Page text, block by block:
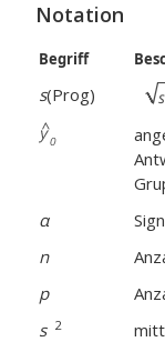
Notation
Begriff
s(Prog)
α
n
p
s 2